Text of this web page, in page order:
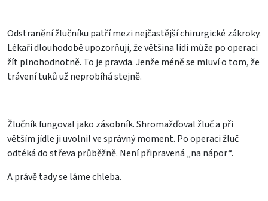
Odstranění žlučníku patří mezi nejčastější chirurgické zákroky.
Lékaři dlouhodobě upozorňují, že většina lidí může po operaci
žít plnohodnotně. To je pravda. Jenže méně se mluví o tom, že
trávení tuků už neprobíhá stejně.
Žlučník fungoval jako zásobník. Shromažďoval žluč a při
větším jídle ji uvolnil ve správný moment. Po operaci žluč
odtéká do střeva průběžně. Není připravená „na nápor“.
A právě tady se láme chleba.